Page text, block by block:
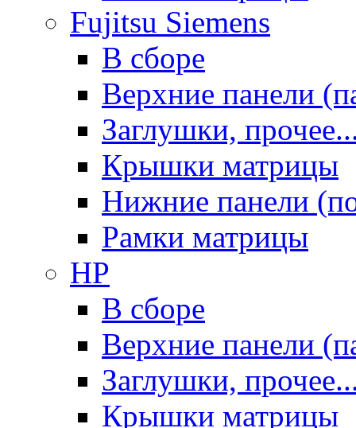
Fujitsu Siemens
В сборе
Верхние панели
Заглушки,
Крышки матрицы
Нижние панели
Рамки матрицы
HP
В сборе
Верхние панели
Заглушки,
Крышки матрицы